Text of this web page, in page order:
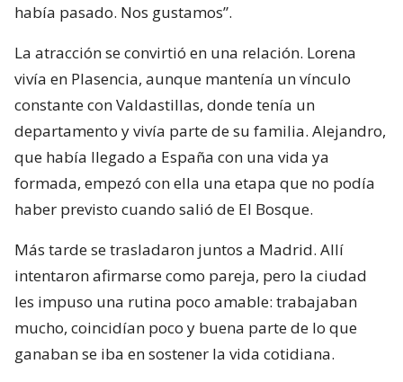
había pasado. Nos gustamos”.
La atracción se convirtió en una relación. Lorena
vivía en Plasencia, aunque mantenía un vínculo
constante con Valdastillas, donde tenía un
departamento y vivía parte de su familia. Alejandro,
que había llegado a España con una vida ya
formada, empezó con ella una etapa que no podía
haber previsto cuando salió de El Bosque.
Más tarde se trasladaron juntos a Madrid. Allí
intentaron afirmarse como pareja, pero la ciudad
les impuso una rutina poco amable: trabajaban
mucho, coincidían poco y buena parte de lo que
ganaban se iba en sostener la vida cotidiana.